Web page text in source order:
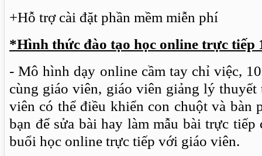
+Hỗ trợ cài đặt phần mềm miễn phí
*Hình thức đào tạo học online trực tiếp
- Mô hình dạy online cầm tay chỉ việc,
cùng giáo viên, giáo viên giảng lý thuyết
viên có thể điều khiển con chuột và bàn
bạn để sửa bài hay làm mẫu bài trực tiếp
buổi học online trực tiếp với giáo viên.